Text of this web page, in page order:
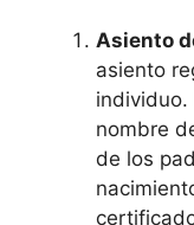
Asiento
asiento
individuo.
nombre
de los